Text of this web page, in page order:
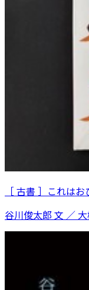
［ 古書 ］これはお
谷川俊太郎 文 ／